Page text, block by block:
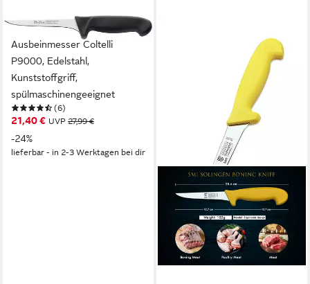
Ausbeinmesser Coltelli
P9000, Edelstahl,
Kunststoffgriff,
spülmaschinengeeignet
(6)
21,40 € UVP 27,99 €
-24%
lieferbar - in 2-3 Werktagen bei dir